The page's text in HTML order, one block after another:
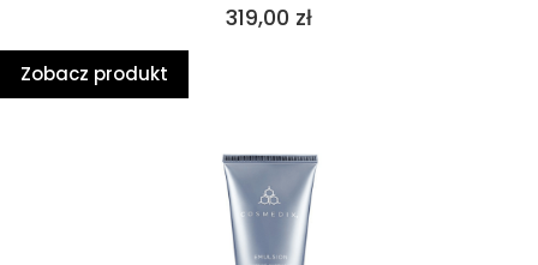
Cena
319,00 zł
Zobacz produkt